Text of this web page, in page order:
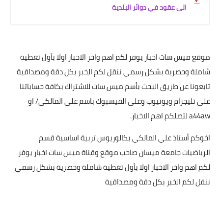
الى عقود في دوائر البلدية
موقع ميس سات اخبار يوفر لكم اهم واخر الاخبار اولا بأول تغطية
شاملة وحصرية بشكل رسمي ننقل لكم الخبر بكل دقة ومصداقية
تابعونا عن طريق البحث بأسم ميس سات للاشتراك بكافة حساباتنا
على تليجرام ويوتيوب وعلى الفيسبوك باسم علي المالكي/ او
a44aw لتصلكم اهم الاخبار.
اخوكم أستاذ علي المالكي بكالوريوس تربية اساسية قسم
الرياضيات جامعة ميسان صاحب موقع وقناة ميس سات اخبار يوفر
لكم اهم واخر الاخبار اولا بأول تغطية شاملة وحصرية بشكل رسمي
ننقل لكم الخبر بكل دقة ومصداقية